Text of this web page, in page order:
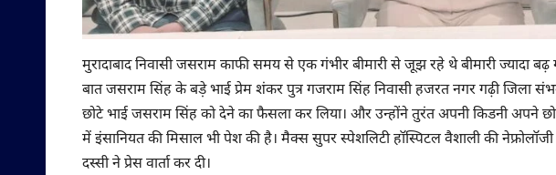
मुरादाबाद निवासी जसराम काफी समय से एक गंभीर बीमारी से जूझ रहे थे बीमारी ज्यादा
बात जसराम सिंह के बड़े भाई प्रेम शंकर पुत्र गजराम सिंह निवासी हजरत नगर गढ़ी
छोटे भाई जसराम सिंह को देने का फैसला कर लिया। और उन्होंने तुरंत अपनी किडनी अपने
में इंसानियत की मिसाल भी पेश की है। मैक्स सुपर स्पेशलिटी हॉस्पिटल वैशाली की नेफ्रोलॉजी
दस्सी ने प्रेस वार्ता कर दी।